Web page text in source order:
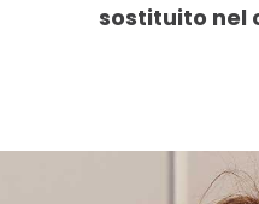
sostituito nel